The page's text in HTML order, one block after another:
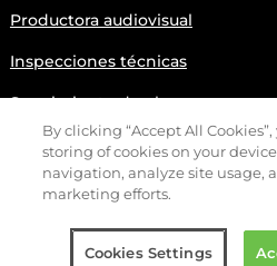
Productora audiovisual
Inspecciones técnicas
Seguimiento de obras
Copyright © SKYDRON,
Política de cookies
By clicking “Accept All
storing of cookies on your
navigation, analyze site usage,
marketing efforts.
Cookies Settings